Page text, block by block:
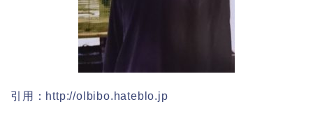
引用：http://olbibo.hateblo.jp